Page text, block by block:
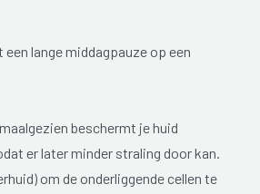
lange middagpauze op een
beschermt je huid
er later minder straling door kan.
om de onderliggende cellen te